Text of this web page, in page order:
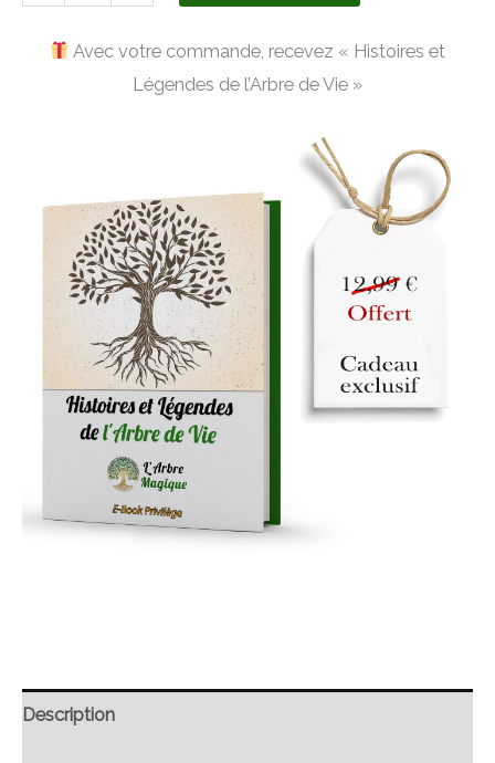
Avec votre commande, recevez « Histoires et
Légendes de l’Arbre de Vie »
Description